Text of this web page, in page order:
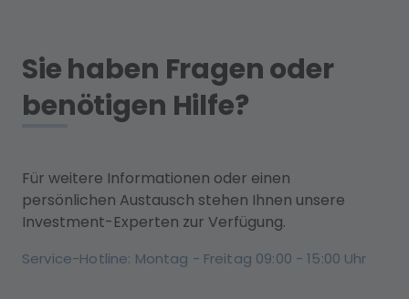
Sie haben Fragen oder
benötigen Hilfe?
Für weitere Informationen oder einen
persönlichen Austausch stehen Ihnen unsere
Investment-Experten zur Verfügung.
Service-Hotline: Montag - Freitag 09:00 - 15:00 Uhr